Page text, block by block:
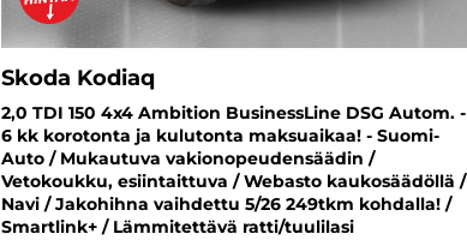
Skoda Kodiaq
2,0 TDI 150 4x4 Ambition BusinessLine DSG Autom. -
6 kk korotonta ja kulutonta maksuaikaa! - Suomi-
Auto / Mukautuva vakionopeudensäädin /
Vetokoukku, esiintaittuva / Webasto kaukosäädöllä /
Navi / Jakohihna vaihdettu 5/26 249tkm kohdalla! /
Smartlink+ / Lämmitettävä ratti/tuulilasi